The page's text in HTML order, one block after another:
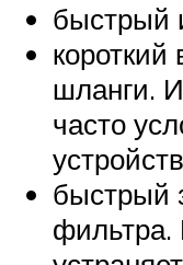
быстрый
шланги.
часто
быстрый
фильтра.